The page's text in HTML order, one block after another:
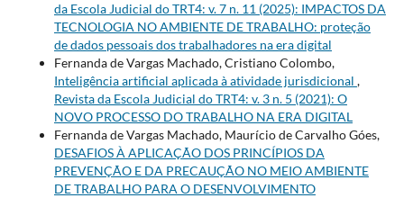
da Escola Judicial do TRT4: v. 7 n. 11 (2025): IMPACTOS DA
TECNOLOGIA NO AMBIENTE DE TRABALHO: proteção
de dados pessoais dos trabalhadores na era digital
Fernanda de Vargas Machado, Cristiano Colombo,
Inteligência artificial aplicada à atividade jurisdicional ,
Revista da Escola Judicial do TRT4: v. 3 n. 5 (2021): O
NOVO PROCESSO DO TRABALHO NA ERA DIGITAL
Fernanda de Vargas Machado, Maurício de Carvalho Góes,
DESAFIOS À APLICAÇÃO DOS PRINCÍPIOS DA
PREVENÇÃO E DA PRECAUÇÃO NO MEIO AMBIENTE
DE TRABALHO PARA O DESENVOLVIMENTO